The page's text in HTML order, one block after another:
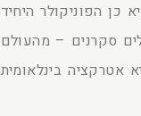
כן הפוניקולר היחיד
סקרנים – מהעולם
אטרקציה בינלאומית